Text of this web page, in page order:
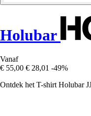
Holubar
Vanaf
€ 55,00 € 28,01 -49%
Ontdek het T-shirt Holubar